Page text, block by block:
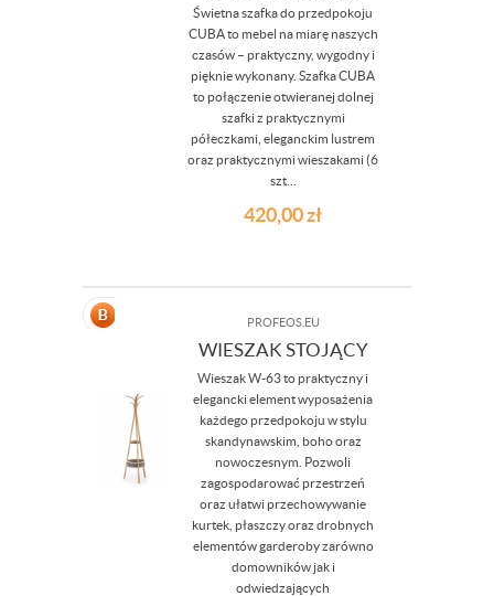
Świetna szafka do przedpokoju
CUBA to mebel na miarę naszych
czasów – praktyczny, wygodny i
pięknie wykonany. Szafka CUBA
to połączenie otwieranej dolnej
szafki z praktycznymi
półeczkami, eleganckim lustrem
oraz praktycznymi wieszakami (6
szt...
420,00zł
PROFEOS.EU
WIESZAK STOJĄCY
Wieszak W-63 to praktyczny i
elegancki element wyposażenia
każdego przedpokoju w stylu
skandynawskim, boho oraz
nowoczesnym. Pozwoli
zagospodarować przestrzeń
oraz ułatwi przechowywanie
kurtek, płaszczy oraz drobnych
elementów garderoby zarówno
domowników jak i
odwiedzających